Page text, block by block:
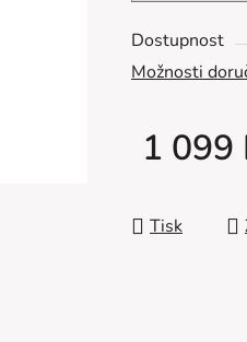
Dostupnost
Možnosti
1 099
Tisk